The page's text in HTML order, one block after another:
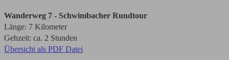
Wanderweg 7 - Schwimbacher Rundtour
Länge: 7 Kilometer
Gehzeit: ca. 2 Stunden
Übersicht als PDF Datei